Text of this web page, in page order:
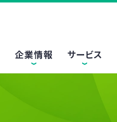
企業情報 サービス